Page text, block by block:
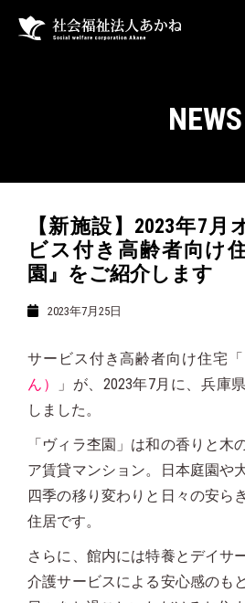
NEWS
【新施設】2023年7
ビス付き高齢者向け
園』をご紹介します
2023年7月25日
サービス付き高齢者向け住宅「
ん）
」が、2023年7月に、兵庫
しました。
「ヴィラ杢園」は和の香りと木
ア賃貸マンション。日本庭園や
四季の移り変わりと日々の安ら
住居です。
さらに、館内には特養とデイサ
介護サービスによる安心感のも